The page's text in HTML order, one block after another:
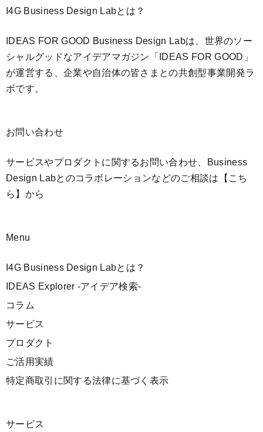
I4G Business Design Labとは？
IDEAS FOR GOOD Business Design Labは、世界のソー
シャルグッドなアイデアマガジン「IDEAS FOR GOOD」
が運営する、企業や自治体の皆さまとの共創型事業開発ラ
ボです。
お問い合わせ
サービスやプロダクトに関するお問い合わせ、Business
Design Labとのコラボレーションなどのご相談は 【こち
ら】 から
Menu
I4G Business Design Labとは？
IDEAS Explorer -アイデア検索-
コラム
サービス
プロダクト
ご活用実績
特定商取引に関する法律に基づく表示
サービス